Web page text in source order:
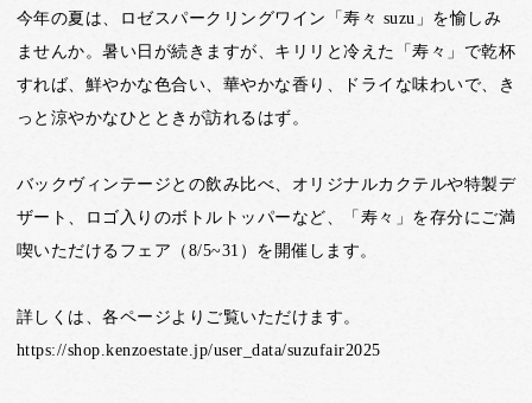
今年の夏は、ロゼスパークリングワイン「寿々 suzu」を愉しみ
ませんか。暑い日が続きますが、キリリと冷えた「寿々」で乾杯
すれば、鮮やかな色合い、華やかな香り、ドライな味わいで、き
っと涼やかなひとときが訪れるはず。
バックヴィンテージとの飲み比べ、オリジナルカクテルや特製デ
ザート、ロゴ入りのボトルトッパーなど、「寿々」を存分にご満
喫いただけるフェア（8/5~31）を開催します。
詳しくは、各ページよりご覧いただけます。
https://shop.kenzoestate.jp/user_data/suzufair2025